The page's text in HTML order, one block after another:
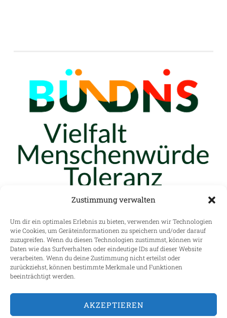
Zustimmung verwalten
Um dir ein optimales Erlebnis zu bieten, verwenden wir Technologien
wie Cookies, um Geräteinformationen zu speichern und/oder darauf
zuzugreifen. Wenn du diesen Technologien zustimmst, können wir
Daten wie das Surfverhalten oder eindeutige IDs auf dieser Website
verarbeiten. Wenn du deine Zustimmung nicht erteilst oder
zurückziehst, können bestimmte Merkmale und Funktionen
beeinträchtigt werden.
AKZEPTIEREN